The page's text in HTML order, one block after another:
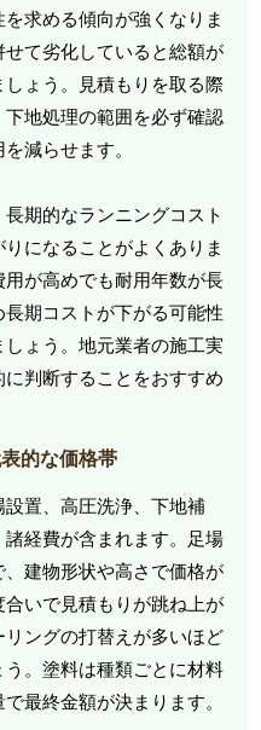
求める傾向が強くなりま
て劣化していると総額が
ょう。見積もりを取る際
地処理の範囲を必ず確認
減らせます。
期的なランニングコスト
になることがよくありま
が高めでも耐用年数が長
期コストが下がる可能性
ょう。地元業者の施工実
判断することをおすすめ
的な価格帯
置、高圧洗浄、下地補
経費が含まれます。足場
建物形状や高さで価格が
いで見積もりが跳ね上が
ングの打替えが多いほど
。塗料は種類ごとに材料
最終金額が決まります。